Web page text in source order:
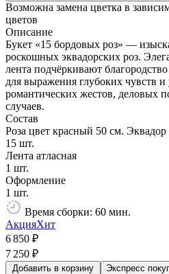
Возможна замена цветка в
цветов
Описание
Букет «15 бордовых роз» —
роскошных эквадорских роз.
лента подчёркивают
для выражения глубоких чувств
романтических жестов, деловых
случаев.
Состав
Роза цвет красный 50 см. Эквадор
15 шт.
Лента атласная
1 шт.
Оформление
1 шт.
Время сборки: 60 мин.
АкцияХит
6 850 ₽
7 250 ₽
Экспресс